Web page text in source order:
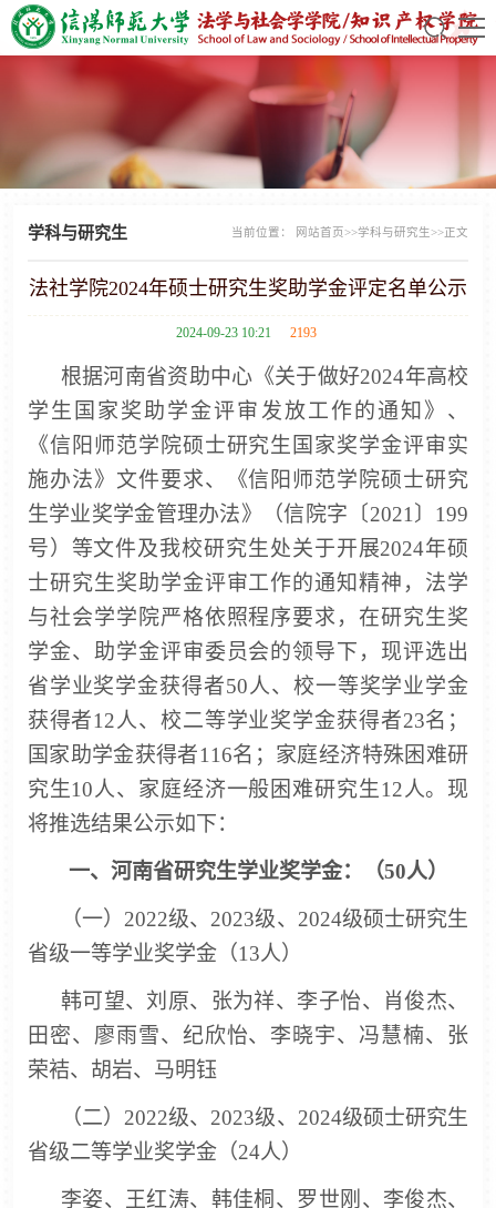
学科与研究生 当前位置： 网站首页 >>学科与研究生>>正文
法社学院2024年硕士研究生奖助学金评定名单公示
2024-09-23 10:21 2193
根据河南省资助中心《关于做好2024年高校
学生国家奖助学金评审发放工作的通知》、
《信阳师范学院硕士研究生国家奖学金评审实
施办法》文件要求、《信阳师范学院硕士研究
生学业奖学金管理办法》（信院字〔2021〕199
号）等文件及我校研究生处关于开展2024年硕
士研究生奖助学金评审工作的通知精神，法学
与社会学学院严格依照程序要求 ， 在研究生奖
学金、助学金评审委员会的领导下，现评选出
省学业奖学金获得者50人、校一等奖学业学金
获得者12人、校二等学业奖学金获得者23名；
国家助学金获得者116名；家庭经济特殊困难研
究生10人、家庭经济一般困难研究生12人。现
将推选结果公示如下：
一、 河南省研究生学业奖学金：（50人）
（一） 2022级、2023级、2024级硕士研究生
省级一等学业奖学金（13人）
韩可望、刘原、张为祥、李子怡、肖俊杰、
田密、廖雨雪、纪欣怡、李晓宇、冯慧楠、张
荣袺、胡岩、马明钰
（二） 2022级、2023级、2024级硕士研究生
省级二等学业奖学金（24人）
李姿、王红涛、韩佳桐、罗世刚、李俊杰、